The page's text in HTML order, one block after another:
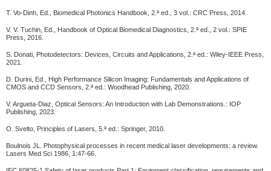
T. Vo-Dinh, Ed., Biomedical Photonics Handbook, 2.ª ed., 3 vol.: CRC Press, 2014.
V. V. Tuchin, Ed., Handbook of Optical Biomedical Diagnostics, 2.ª ed., 2 vol.: SPIE
Press, 2016.
S. Donati, Photodetectors: Devices, Circuits and Applications, 2.ª ed.: Wiley-IEEE Press,
2021.
D. Durini, Ed., High Performance Silicon Imaging: Fundamentals and Applications of
CMOS and CCD Sensors, 2.ª ed.: Woodhead Publishing, 2020.
V. Argueta-Diaz, Optical Sensors: An Introduction with Lab Demonstrations.: IOP
Publishing, 2023.
O. Svelto, Principles of Lasers, 5.ª ed.: Springer, 2010.
Boulnois JL. Photophysical processes in recent medical laser developments: a review.
Lasers Med Sci 1986, 1:47-66.